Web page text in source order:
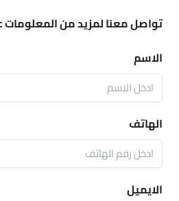
تواصل معنا لمزيد من المعلومات
الاسم
الهاتف
الايميل